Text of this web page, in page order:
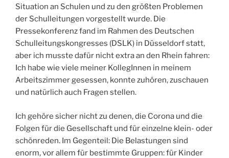
Situation an Schulen und zu den größten Problemen
der Schulleitungen vorgestellt wurde. Die
Pressekonferenz fand im Rahmen des Deutschen
Schulleitungskongresses (DSLK) in Düsseldorf statt,
aber ich musste dafür nicht extra an den Rhein fahren:
Ich habe wie viele meiner KollegInnen in meinem
Arbeitszimmer gesessen, konnte zuhören, zuschauen
und natürlich auch Fragen stellen.
Ich gehöre sicher nicht zu denen, die Corona und die
Folgen für die Gesellschaft und für einzelne klein- oder
schönreden. Im Gegenteil: Die Belastungen sind
enorm, vor allem für bestimmte Gruppen: für Kinder